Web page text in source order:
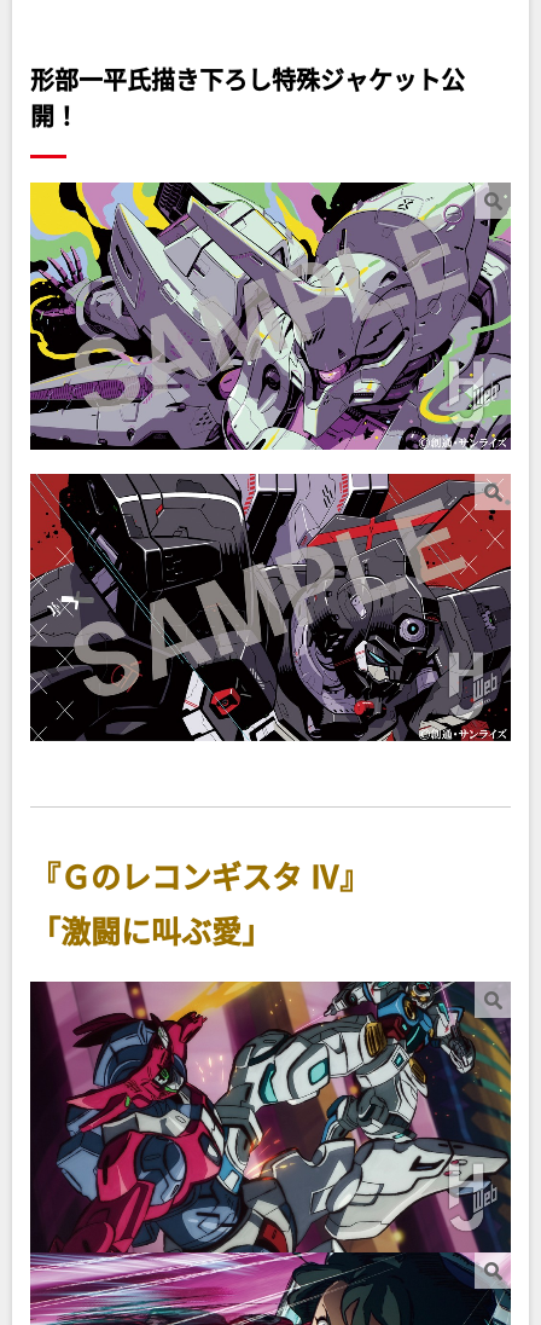
形部一平氏描き下ろし特殊ジャケット公
開！
『Ｇのレコンギスタ Ⅳ』
「激闘に叫ぶ愛」